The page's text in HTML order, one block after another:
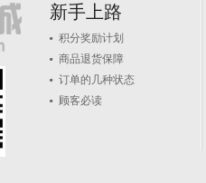
新手上路
积分奖励计划
商品退货保障
订单的几种状态
顾客必读